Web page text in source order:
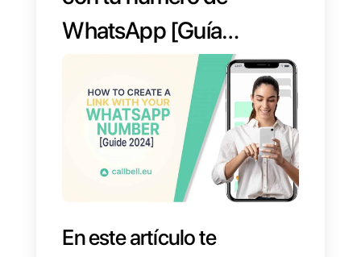
con tu número de
WhatsApp [Guía
2024]